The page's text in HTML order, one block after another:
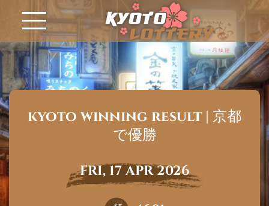
kyoto winning result | 京都
で優勝
FRI, 17 APR 2026